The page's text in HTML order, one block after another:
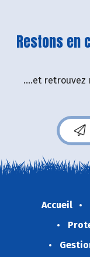
Restons en
....et retrouvez
Accueil